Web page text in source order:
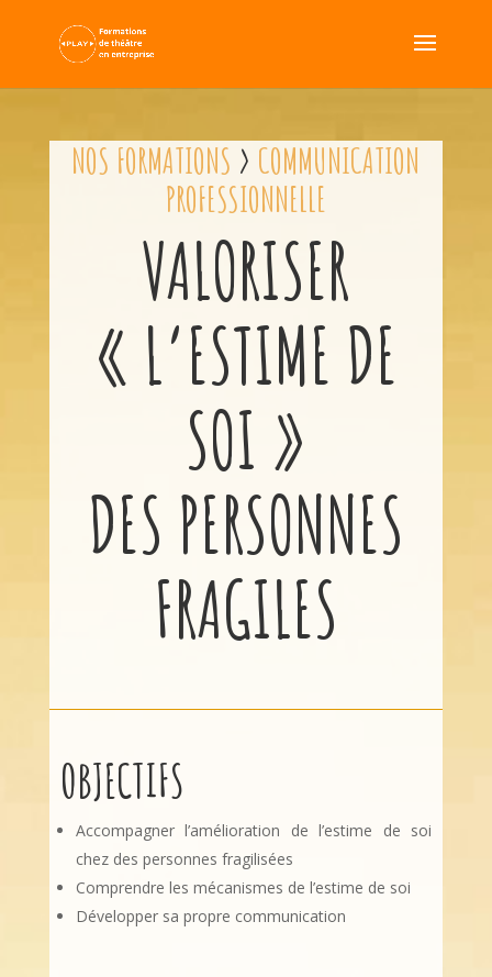
NOS FORMATIONS > COMMUNICATION
PROFESSIONNELLE
VALORISER
« L’ESTIME DE
SOI »
DES PERSONNES
FRAGILES
OBJECTIFS
Accompagner l’amélioration de l’estime de soi
chez des personnes fragilisées
Comprendre les mécanismes de l’estime de soi
Développer sa propre communication